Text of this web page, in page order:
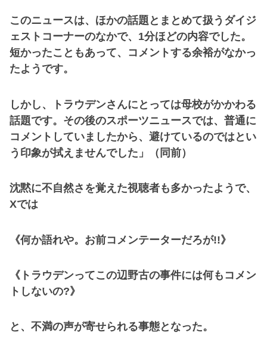
このニュースは、ほかの話題とまとめて扱うダイジ
ェストコーナーのなかで、1分ほどの内容でした。
短かったこともあって、コメントする余裕がなかっ
たようです。
しかし、トラウデンさんにとっては母校がかかわる
話題です。その後のスポーツニュースでは、普通に
コメントしていましたから、避けているのではとい
う印象が拭えませんでした」（同前）
沈黙に不自然さを覚えた視聴者も多かったようで、
Xでは
《何か語れや。お前コメンテーターだろが!!》
《トラウデンってこの辺野古の事件には何もコメン
トしないの?》
と、不満の声が寄せられる事態となった。